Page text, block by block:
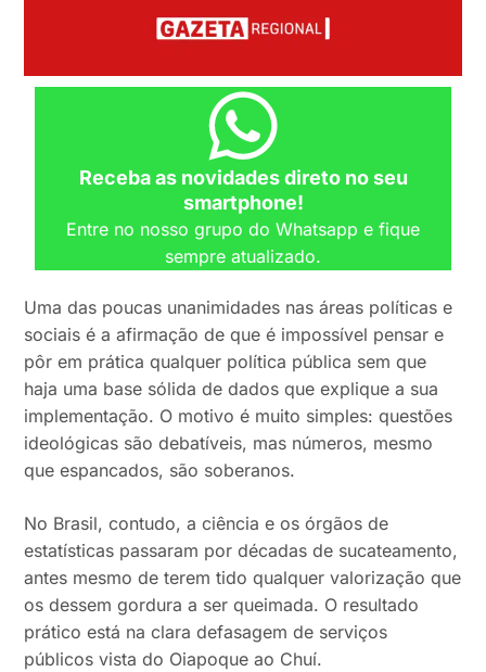
Receba as novidades direto no seu
smartphone!
Entre no nosso grupo do Whatsapp e fique
sempre atualizado.
Uma das poucas unanimidades nas áreas políticas e
sociais é a afirmação de que é impossível pensar e
pôr em prática qualquer política pública sem que
haja uma base sólida de dados que explique a sua
implementação. O motivo é muito simples: questões
ideológicas são debatíveis, mas números, mesmo
que espancados, são soberanos.
No Brasil, contudo, a ciência e os órgãos de
estatísticas passaram por décadas de sucateamento,
antes mesmo de terem tido qualquer valorização que
os dessem gordura a ser queimada. O resultado
prático está na clara defasagem de serviços
públicos vista do Oiapoque ao Chuí.